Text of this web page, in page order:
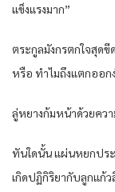
แข็งแรงมาก”
ตระกูลมังกรตกใจสุดขี
หรือ ทำไมถึงแตกออก
ลู่หยางก้มหน้าด้วยคว
ทันใดนั้น แผ่นหยกปร
เกิดปฏิกิริยากับลูกแก้